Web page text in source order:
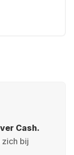
Cash.
bij